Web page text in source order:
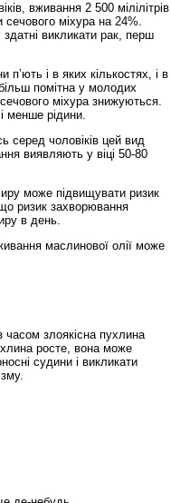
вживання 2 500 мілілітрів
міхура на 24%.
викликати рак, перш
і в яких кількостях, і в
помітна у молодих
міхура знижуються.
менше рідини.
серед чоловіків цей вид
виявляють у віці 50-80
може підвищувати ризик
ризик захворювання
в день.
маслинової олії може
часом злоякісна пухлина
росте, вона може
судини і викликати